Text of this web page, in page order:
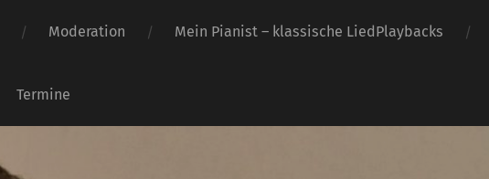
Moderation Mein Pianist – klassische LiedPlaybacks
Termine